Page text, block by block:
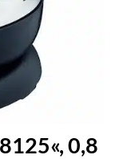
0,8